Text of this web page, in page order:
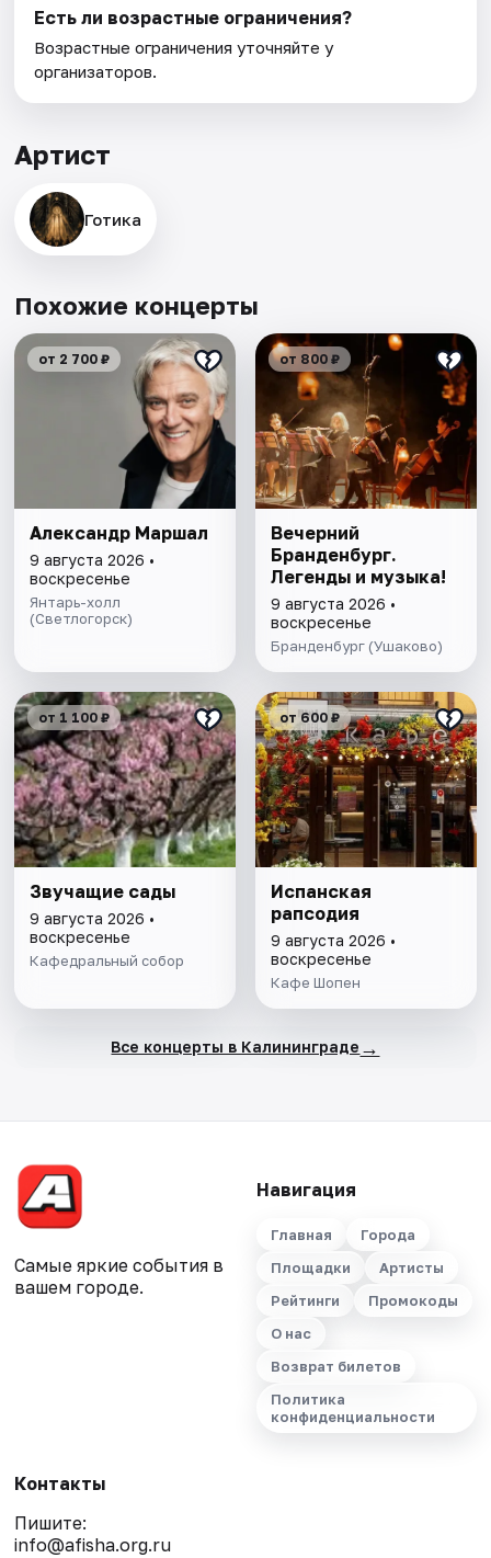
Есть ли возрастные ограничения?
Возрастные ограничения уточняйте у
организаторов.
Артист
Готика
Похожие концерты
от 2 700 ₽
Александр Маршал
9 августа 2026 •
воскресенье
Янтарь-холл
(Светлогорск)
от 800 ₽
Вечерний
Бранденбург.
Легенды и музыка!
9 августа 2026 •
воскресенье
Бранденбург (Ушаково)
от 1 100 ₽
Звучащие сады
9 августа 2026 •
воскресенье
Кафедральный собор
от 600 ₽
Испанская
рапсодия
9 августа 2026 •
воскресенье
Кафе Шопен
Все концерты в Калининграде →
Самые яркие события в
вашем городе.
Навигация
Главная
Города
Площадки
Артисты
Рейтинги
Промокоды
О нас
Возврат билетов
Политика
конфиденциальности
Контакты
Пишите:
info@afisha.org.ru